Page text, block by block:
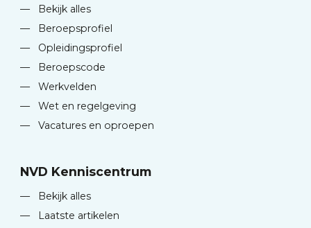
—
Bekijk alles
—
Beroepsprofiel
—
Opleidingsprofiel
—
Beroepscode
—
Werkvelden
—
Wet en regelgeving
—
Vacatures en oproepen
NVD Kenniscentrum
—
Bekijk alles
—
Laatste artikelen